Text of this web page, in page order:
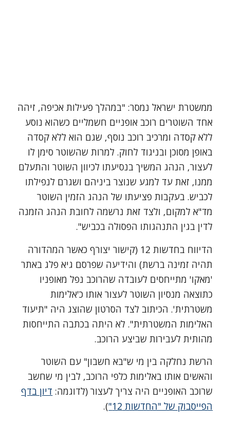
ממשטרת ישראל נמסר: "במהלך פעילות אכיפה, זיהה
אחד השוטרים רוכב אופניים חשמליים כשהוא נוסע
ללא קסדה ומרכיב רוכב נוסף, שגם הוא ללא קסדה
באופן מסוכן ובניגוד לחוק. למרות שהשוטר סימן לו
לעצור, הנהג המשיך בנסיעתו לכיוון השוטר והתעלם
ממנו, זאת עד למגע שנוצר ביניהם ושגרם לנפילתו
לכביש. בעקבות פציעתו של הנהג הזמין השוטר
מד"א למקום, ולצד זאת נרשמה לחובת הנהג הזמנה
לדין בגין התנהגותו הפסולה בכביש".
הדיווח בחדשות 12 (קישור יצורף כאשר המהדורה
תהיה זמינה ברשת) והידיעה שפרסם גיא פלג באתר
'מאקו' מתייחסים לעובדה שהרוכב נפל מאופניו
כתוצאה מנסיון השוטר לעצור אותו כ'אלימות
משטרתית'. הכיתוב לצד הסרטון שהוצג היה "תיעוד
האלימות המשטרתית". לא היתה בכתבה התייחסות
מהותית לעבירות שביצע הרוכב.
הרשת נחלקה בין מי ש"בא חשבון" עם השוטר
והאשים אותו באלימות כלפי הרוכב, לבין מי שחשב
שרוכב האופניים היה צריך לעצור (לדוגמה: דיון בדף
הפייסבוק של "החדשות 12"
).